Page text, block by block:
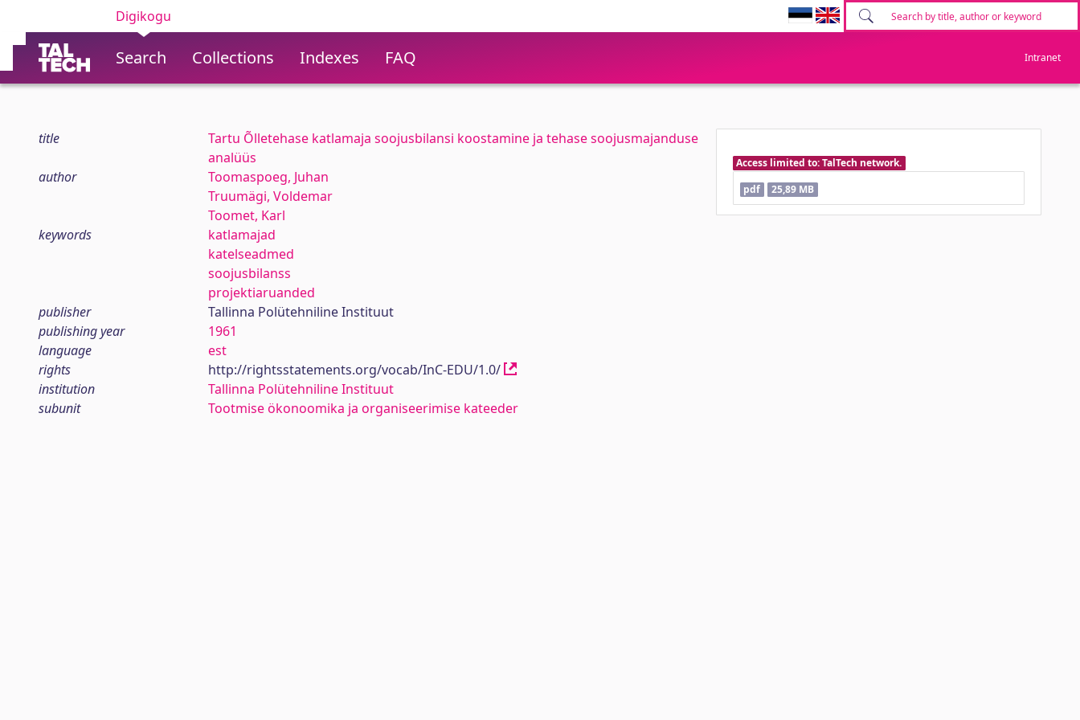
Digikogu
Search Collections Indexes FAQ Intranet
title
Tartu Õlletehase katlamaja soojusbilansi koostamine ja tehase soojusmajanduse
analüüs
author
Toomaspoeg, Juhan
Truumägi, Voldemar
Toomet, Karl
keywords
katlamajad
katelseadmed
soojusbilanss
projektiaruanded
publisher
Tallinna Polütehniline Instituut
publishing year
1961
language
est
rights
http://rightsstatements.org/vocab/InC-EDU/1.0/
institution
Tallinna Polütehniline Instituut
subunit
Tootmise ökonoomika ja organiseerimise kateeder
Access limited to: TalTech network.
pdf
25,89 MB